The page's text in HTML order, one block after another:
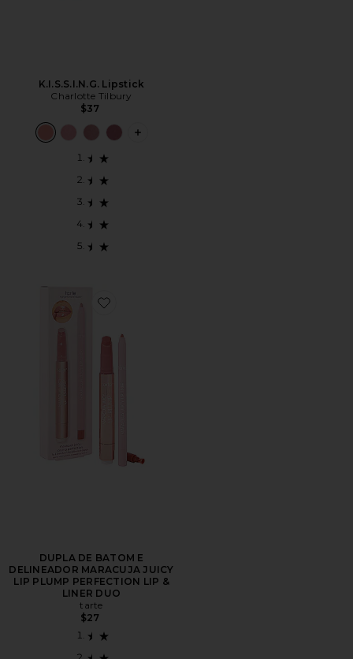
K.I.S.S.I.N.G. Lipstick
Charlotte Tilbury
$37
PLUS ICON TO SEE MORE OPTIONS
Favorite DUPLA DE BATOM E DELINEADOR
DUPLA DE BATOM E
DELINEADOR MARACUJA JUICY
LIP PLUMP PERFECTION LIP &
LINER DUO
tarte
$27